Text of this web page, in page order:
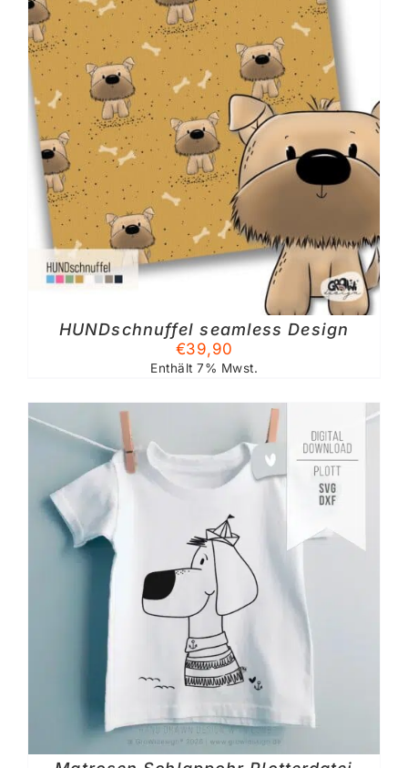
HUNDschnuffel seamless Design
€39,90
Enthält 7% Mwst.